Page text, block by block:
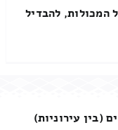
המכולות, להבדיל
(בין עירוניות)